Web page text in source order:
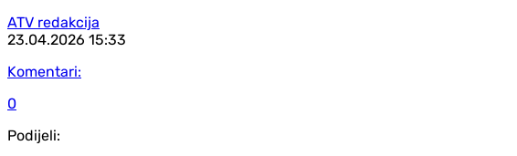
ATV redakcija
23.04.2026 15:33
Komentari:
0
Podijeli: